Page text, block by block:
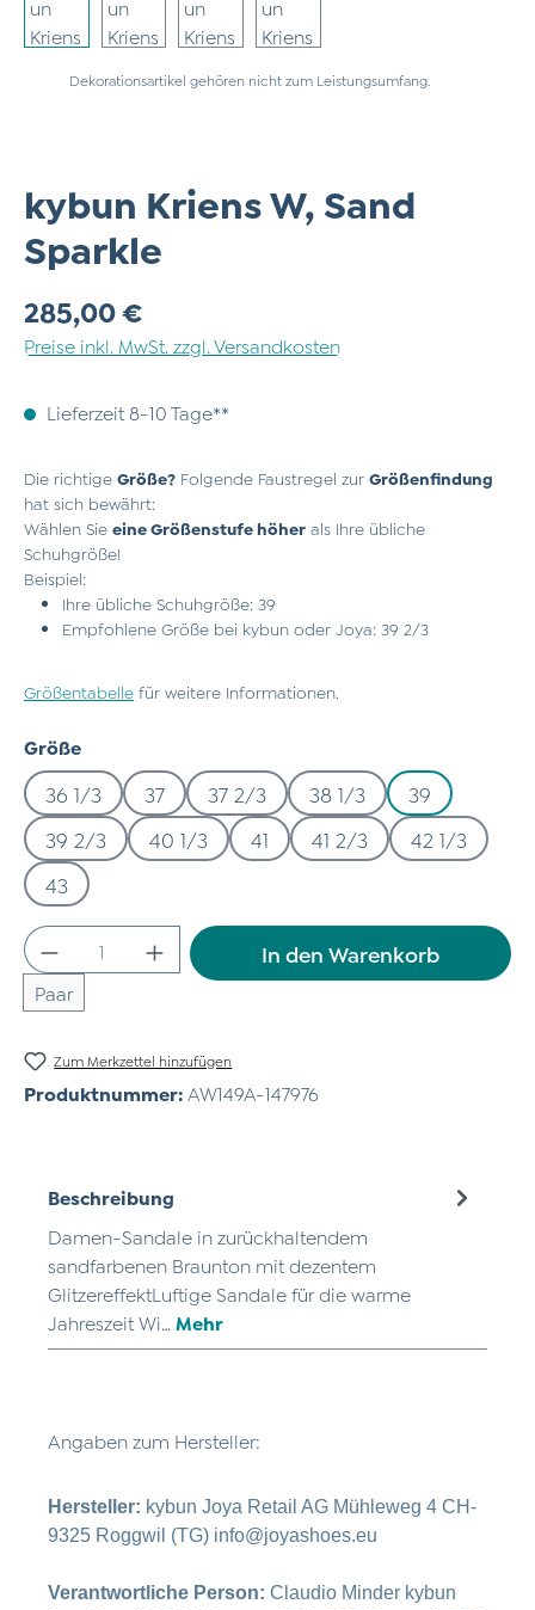
Dekorationsartikel gehören nicht zum Leistungsumfang.
kybun Kriens W, Sand
Sparkle
Regulärer Preis:
285,00 €
Preise inkl. MwSt. zzgl. Versandkosten
Lieferzeit 8-10 Tage**
Die richtige Größe? Folgende Faustregel zur Größenfindung
hat sich bewährt:
Wählen Sie eine Größenstufe höher als Ihre übliche
Schuhgröße!
Beispiel:
Ihre übliche Schuhgröße: 39
Empfohlene Größe bei kybun oder Joya: 39 2/3
Größentabelle für weitere Informationen.
Größeauswählen
36 1/3 37 37 2/3 38 1/3
39
39 2/3
40 1/3 41 41 2/3
42 1/3
43
Produkt Anzahl: Gib den gewünschten
Paar
In den Warenkorb
Zum Merkzettel hinzufügen
Produktnummer: AW149A-147976
Beschreibung
Damen-Sandale in zurückhaltendem
sandfarbenen Braunton mit dezentem
GlitzereffektLuftige Sandale für die warme
Jahreszeit Wi… Mehr
Angaben zum Hersteller:
Hersteller: kybun Joya Retail AG Mühleweg 4 CH-
9325 Roggwil (TG) info@joyashoes.eu
Verantwortliche Person: Claudio Minder kybun